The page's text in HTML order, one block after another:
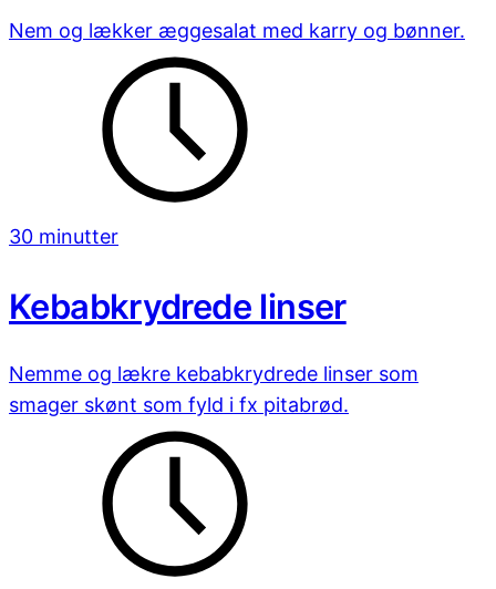
Nem og lækker æggesalat med karry og bønner.
30 minutter
Kebabkrydrede linser
Nemme og lækre kebabkrydrede linser som
smager skønt som fyld i fx pitabrød.